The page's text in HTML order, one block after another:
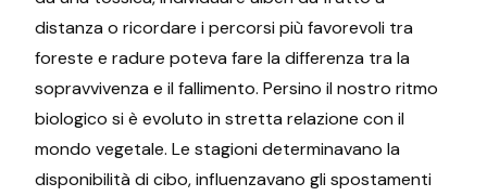
distanza o ricordare i percorsi più favorevoli tra
foreste e radure poteva fare la differenza tra la
sopravvivenza e il fallimento. Persino il nostro ritmo
biologico si è evoluto in stretta relazione con il
mondo vegetale. Le stagioni determinavano la
disponibilità di cibo, influenzavano gli spostamenti